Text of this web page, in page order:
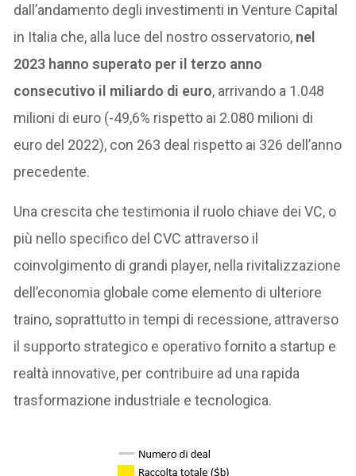
dall’andamento degli investimenti in Venture Capital
in Italia che, alla luce del nostro osservatorio, nel
2023 hanno superato per il terzo anno
consecutivo il miliardo di euro, arrivando a 1.048
milioni di euro (-49,6% rispetto ai 2.080 milioni di
euro del 2022), con 263 deal rispetto ai 326 dell’anno
precedente.
Una crescita che testimonia il ruolo chiave dei VC, o
più nello specifico del CVC attraverso il
coinvolgimento di grandi player, nella rivitalizzazione
dell’economia globale come elemento di ulteriore
traino, soprattutto in tempi di recessione, attraverso
il supporto strategico e operativo fornito a startup e
realtà innovative, per contribuire ad una rapida
trasformazione industriale e tecnologica.